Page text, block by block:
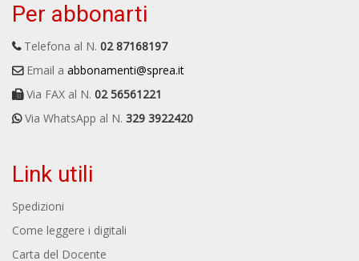
Per abbonarti
Telefona al N. 02 87168197
Email a abbonamenti@sprea.it
Via FAX al N. 02 56561221
Via WhatsApp al N. 329 3922420
Link utili
Spedizioni
Come leggere i digitali
Carta del Docente